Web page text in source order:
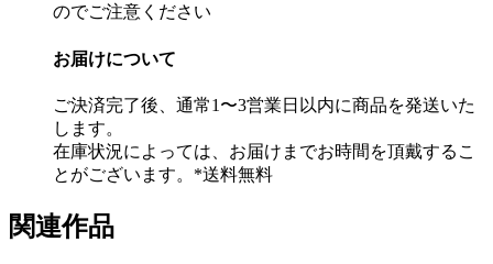
のでご注意ください
お届けについて
ご決済完了後、通常1〜3営業日以内に商品を発送いた
します。
在庫状況によっては、お届けまでお時間を頂戴するこ
とがございます。*送料無料
関連作品